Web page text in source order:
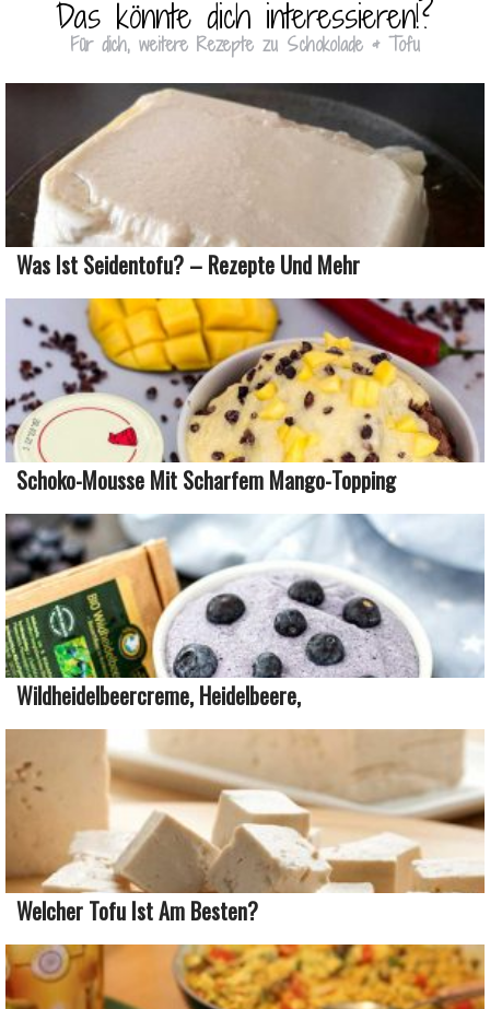
Das könnte dich interessieren!?
Für dich, weitere Rezepte zu Schokolade & Tofu
Was Ist Seidentofu? – Rezepte Und Mehr
Schoko-Mousse Mit Scharfem Mango-Topping
Wildheidelbeercreme, Heidelbeere,
Welcher Tofu Ist Am Besten?